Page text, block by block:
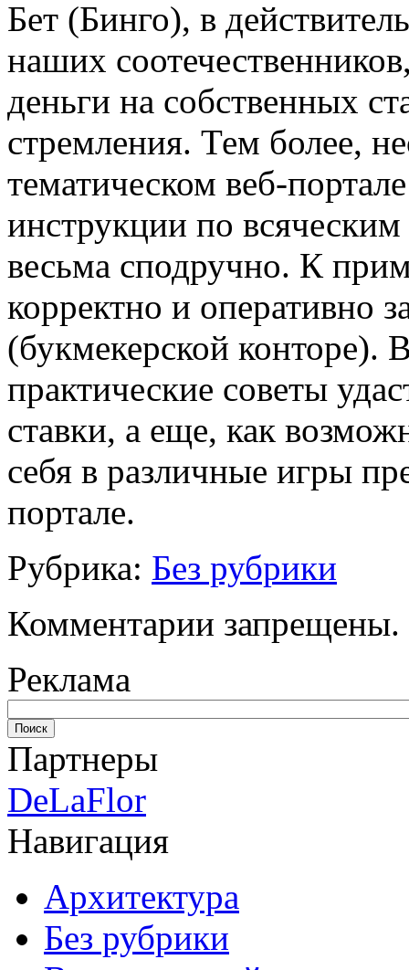
Бет (Бинго), в
наших
деньги на собственных
стремления. Тем более,
тематическом веб-
инструкции по
весьма сподручно. К
корректно и оперативно
(букмекерской конторе).
практические советы
ставки, а еще, как
себя в различные игры
портале.
Рубрика: Без рубрики
Комментарии запрещены.
Реклама
Партнеры
DeLaFlor
Навигация
Архитектура
Без рубрики